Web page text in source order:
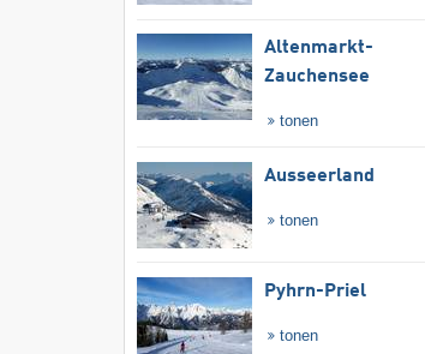
Altenmarkt-
Zauchensee
tonen
Ausseerland
tonen
Pyhrn-Priel
tonen